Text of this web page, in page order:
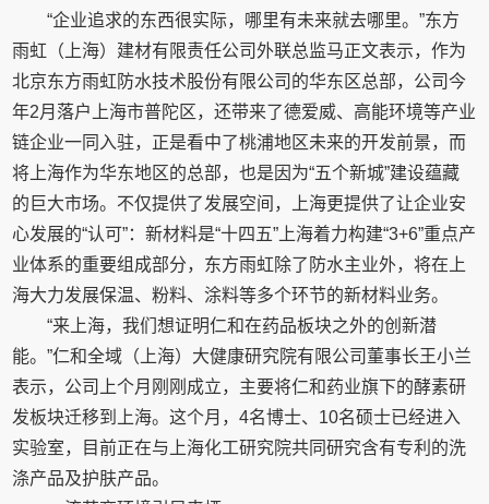
“企业追求的东西很实际，哪里有未来就去哪里。”东方
雨虹（上海）建材有限责任公司外联总监马正文表示，作为
北京东方雨虹防水技术股份有限公司的华东区总部，公司今
年2月落户上海市普陀区，还带来了德爱威、高能环境等产业
链企业一同入驻，正是看中了桃浦地区未来的开发前景，而
将上海作为华东地区的总部，也是因为“五个新城”建设蕴藏
的巨大市场。不仅提供了发展空间，上海更提供了让企业安
心发展的“认可”：新材料是“十四五”上海着力构建“3+6”重点产
业体系的重要组成部分，东方雨虹除了防水主业外，将在上
海大力发展保温、粉料、涂料等多个环节的新材料业务。
“来上海，我们想证明仁和在药品板块之外的创新潜
能。”仁和全域（上海）大健康研究院有限公司董事长王小兰
表示，公司上个月刚刚成立，主要将仁和药业旗下的酵素研
发板块迁移到上海。这个月，4名博士、10名硕士已经进入
实验室，目前正在与上海化工研究院共同研究含有专利的洗
涤产品及护肤产品。